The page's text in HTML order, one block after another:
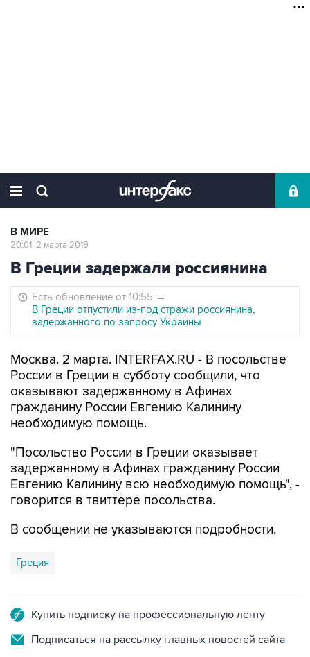
В МИРЕ
20:01, 2 марта 2019
В Греции задержали россиянина
Есть обновление от 10:55 →
В Греции отпустили из-под стражи россиянина,
задержанного по запросу Украины
Москва. 2 марта. INTERFAX.RU - В посольстве
России в Греции в субботу сообщили, что
оказывают задержанному в Афинах
гражданину России Евгению Калинину
необходимую помощь.
"Посольство России в Греции оказывает
задержанному в Афинах гражданину России
Евгению Калинину всю необходимую помощь", -
говорится в твиттере посольства.
В сообщении не указываются подробности.
Греция
Купить подписку на профессиональную ленту
Подписаться на рассылку главных новостей сайта